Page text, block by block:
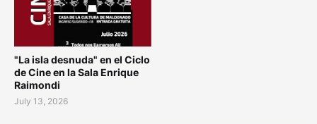
"La isla desnuda" en el Ciclo
de Cine en la Sala Enrique
Raimondi
July 13, 2026